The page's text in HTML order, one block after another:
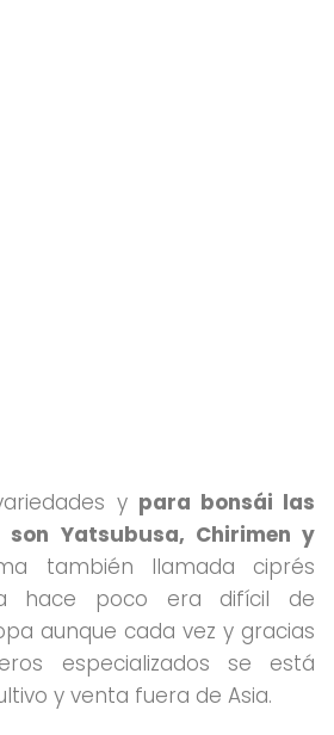
y para bonsái las
Yatsubusa, Chirimen y
también llamada ciprés
hace poco era difícil de
aunque cada vez y gracias
especializados se está
y venta fuera de Asia.